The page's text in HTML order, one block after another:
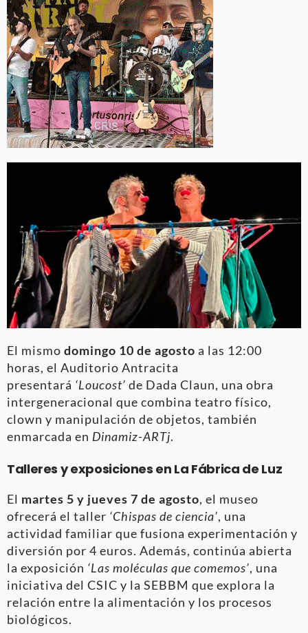
El mismo domingo 10 de agosto a las 12:00
horas, el Auditorio Antracita
presentará ‘Loucost’ de Dada Claun, una obra
intergeneracional que combina teatro físico,
clown y manipulación de objetos, también
enmarcada en Dinamiz-ARTj.
Talleres y exposiciones en La Fábrica de Luz
El martes 5 y jueves 7 de agosto, el museo
ofrecerá el taller ‘Chispas de ciencia’, una
actividad familiar que fusiona experimentación y
diversión por 4 euros. Además, continúa abierta
la exposición ‘Las moléculas que comemos’, una
iniciativa del CSIC y la SEBBM que explora la
relación entre la alimentación y los procesos
biológicos.